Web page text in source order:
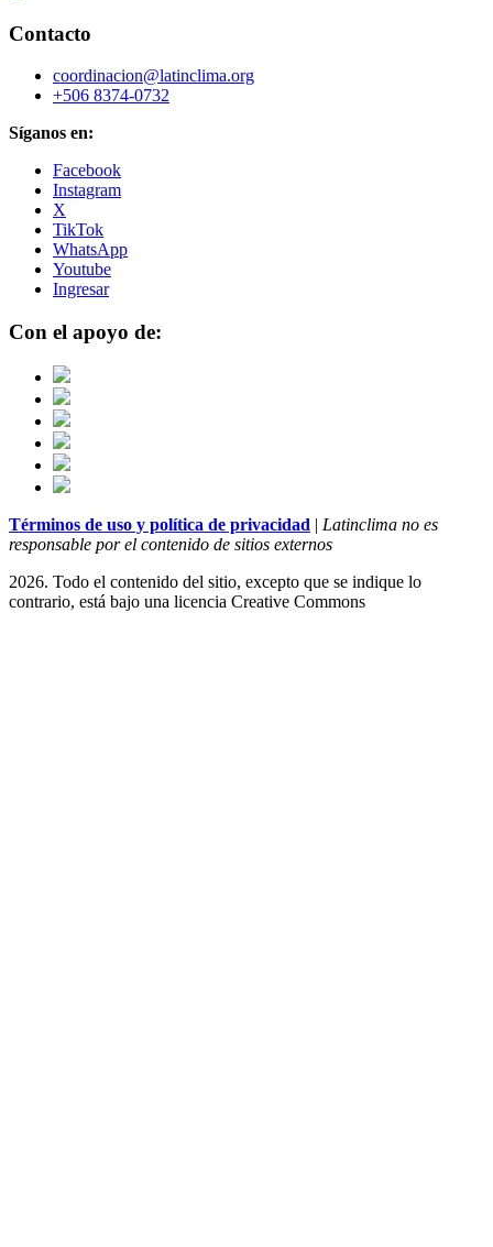
Contacto
coordinacion@latinclima.org
+506 8374-0732
Síganos en:
Facebook
Instagram
X
TikTok
WhatsApp
Youtube
Ingresar
Con el apoyo de:
Términos de uso y política de privacidad | Latinclima no es
responsable por el contenido de sitios externos
2026. Todo el contenido del sitio, excepto que se indique lo
contrario, está bajo una licencia Creative Commons